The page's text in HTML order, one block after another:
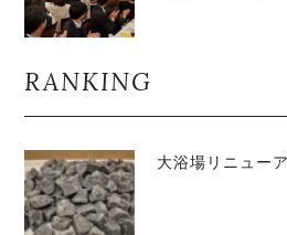
RANKING
大浴場リニュー